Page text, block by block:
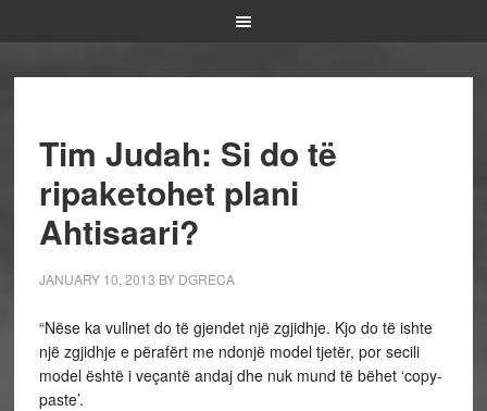
Tim Judah: Si do të
ripaketohet plani
Ahtisaari?
JANUARY 10, 2013 BY DGRECA
“Nëse ka vullnet do të gjendet një zgjidhje. Kjo do të ishte
një zgjidhje e përafërt me ndonjë model tjetër, por secili
model është i veçantë andaj dhe nuk mund të bëhet ‘copy-
paste’.